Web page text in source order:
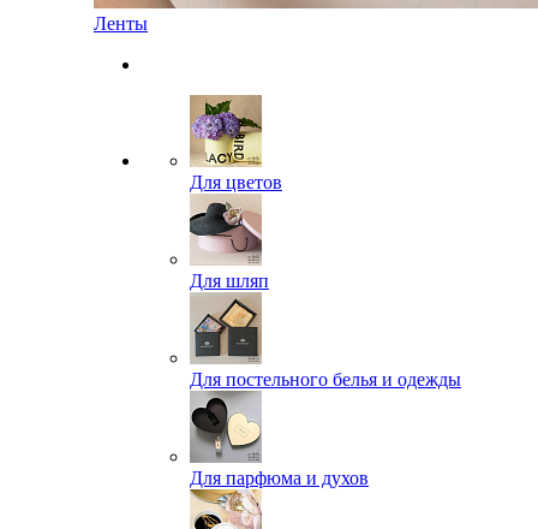
Ленты
Для цветов
Для шляп
Для постельного белья и одежды
Для парфюма и духов